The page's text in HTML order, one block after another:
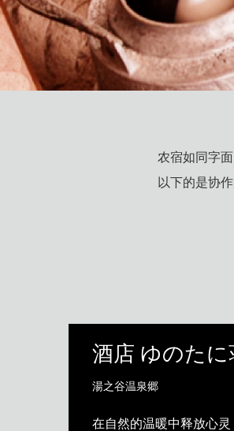
农宿如同字
以下的是协
酒店 ゆのたに
湯之谷温泉郷
在自然的温暖中释放心